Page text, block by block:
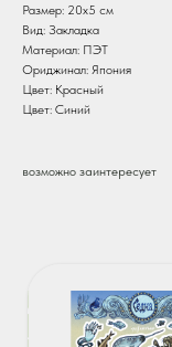
Размер: 20х5 см
Вид: Закладка
Материал: ПЭТ
Ориджинал: Япония
Цвет: Красный
Цвет: Синий
возможно заинтересует